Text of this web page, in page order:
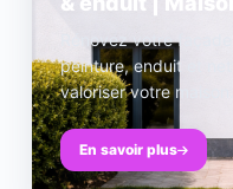
Rénovez votre
peinture, enduit et
valoriser votre maison.
En savoir plus